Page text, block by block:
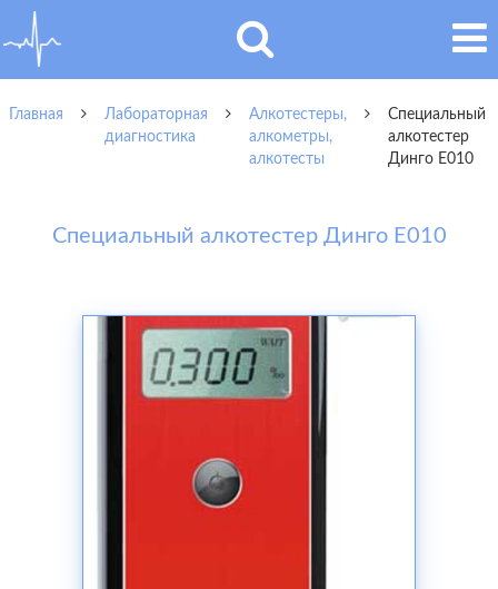
Главная
Лабораторная
диагностика
Алкотестеры,
алкометры,
алкотесты
Специальный
алкотестер
Динго Е010
Специальный алкотестер Динго Е010